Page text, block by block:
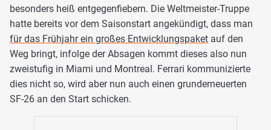
besonders heiß entgegenfiebern. Die Weltmeister-Truppe
hatte bereits vor dem Saisonstart angekündigt, dass man
für das Frühjahr ein großes Entwicklungspaket auf den
Weg bringt, infolge der Absagen kommt dieses also nun
zweistufig in Miami und Montreal. Ferrari kommunizierte
dies nicht so, wird aber nun auch einen grunderneuerten
SF-26 an den Start schicken.